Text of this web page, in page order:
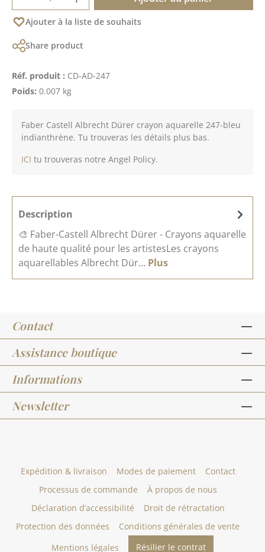
Ajouter à la liste de souhaits
Share product
Réf. produit : CD-AD-247
Poids: 0.007 kg
Faber Castell Albrecht Dürer crayon aquarelle 247-bleu
indianthrène. Tu trouveras les détails plus bas.
ICI tu trouveras notre Angel Policy.
Description
🎨 Faber-Castell Albrecht Dürer - Crayons aquarelle
de haute qualité pour les artistesLes crayons
aquarellables Albrecht Dür… Plus
Contact
Assistance boutique
Informations
Newsletter
Expédition & livraison Modes de paiement
Contact
Processus de commande
À propos de nous
Déclaration d’accessibilité
Droit de rétractation
Protection des données
Conditions générales de vente
Mentions légales
Résilier le contrat